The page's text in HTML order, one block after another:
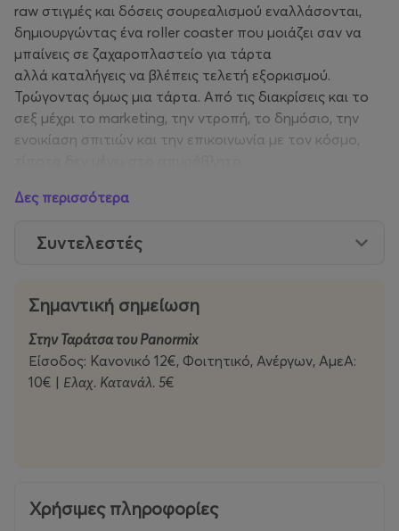
raw στιγμές και δόσεις σουρεαλισμού εναλλάσονται,
δημιουργώντας ένα roller coaster που μοιάζει σαν να
μπαίνεις σε ζαχαροπλαστείο για τάρτα
αλλά καταλήγεις να βλέπεις τελετή εξορκισμού.
Τρώγοντας όμως μια τάρτα. Από τις διακρίσεις και το
σεξ μέχρι το marketing, την ντροπή, το δημόσιο, την
ενοικίαση σπιτιών και την επικοινωνία με τον κόσμο,
Δες περισσότερα
Συντελεστές
Σημαντική σημείωση
Στην Ταράτσα του Panormix
Είσοδος: Κανονικό 12€, Φοιτητικό, Ανέργων, ΑμεΑ:
10€ | Ελαχ. Κατανάλ. 5€
Χρήσιμες πληροφορίες